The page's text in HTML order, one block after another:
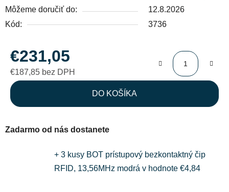
Môžeme doručiť do:
12.8.2026
Kód:
3736
€231,05
€187,85 bez DPH
Jednotková cena:
DO KOŠÍKA
Zadarmo od nás dostanete
+ 3 kusy BOT prístupový bezkontaktný čip
RFID, 13,56MHz modrá v hodnote €4,84